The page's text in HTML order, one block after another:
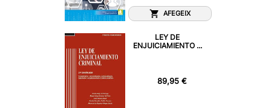
AFEGEIX
LEY DE
ENJUICIAMIENTO ...
89,95 €